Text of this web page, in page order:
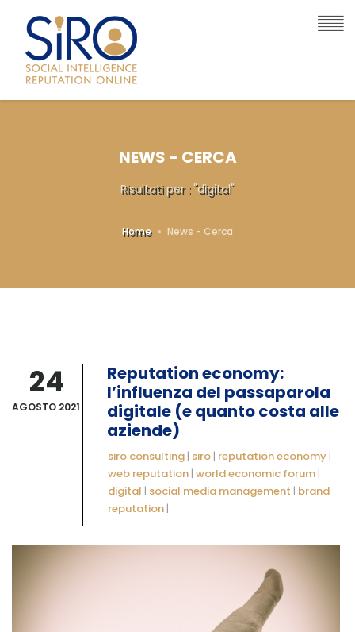
NEWS - CERCA
Risultati per : "digital"
Home News - Cerca
24
AGOSTO 2021
Reputation economy:
l’influenza del passaparola
digitale (e quanto costa alle
aziende)
siro consulting | siro | reputation economy |
web reputation | world economic forum |
digital | social media management | brand
reputation |